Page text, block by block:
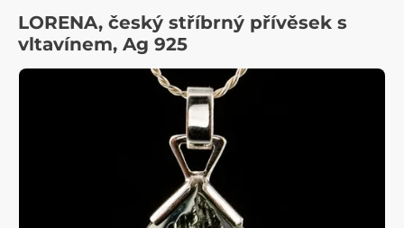
LORENA, český stříbrný přívěsek s
vltavínem, Ag 925